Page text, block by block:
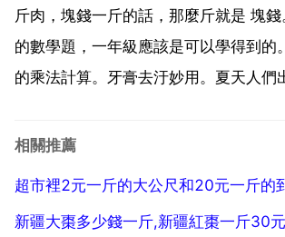
斤肉，塊錢一斤的話，那麼斤就是 塊
的數學題，一年級應該是可以學得到的
的乘法計算。牙膏去汙妙用。夏天人們
衣服染上動植物油垢，擠些牙膏塗在上
相關推薦
超市裡2元一斤的大公尺和20元一斤的